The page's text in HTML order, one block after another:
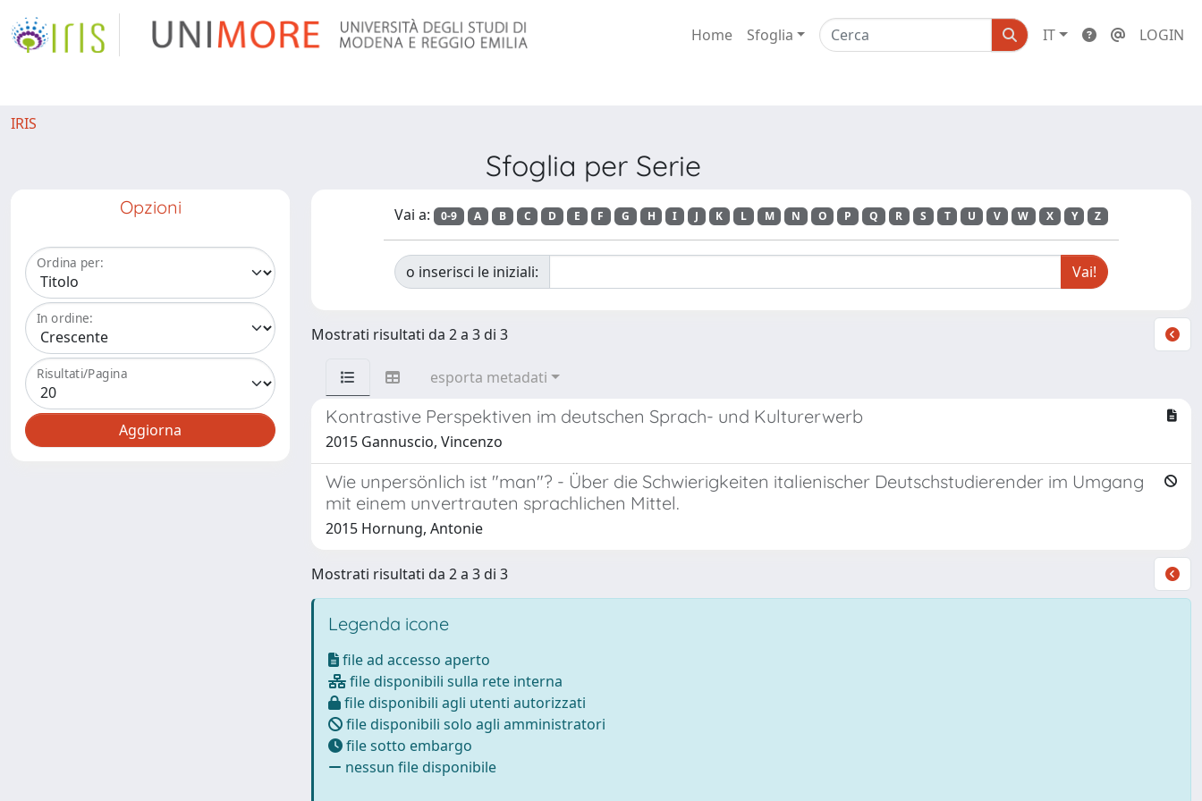
Home Sfoglia IT LOGIN
IRIS
Sfoglia per Serie
Opzioni
Ordina per:
In ordine:
Risultati/Pagina
Vai a: 0-9 A B C D E F G H I J K L M N O P Q R S T U V W X Y Z
o inserisci le iniziali:
Mostrati risultati da 2 a 3 di 3
esporta metadati
Kontrastive Perspektiven im deutschen Sprach- und Kulturerwerb
2015 Gannuscio, Vincenzo
Wie unpersönlich ist "man"? - Über die Schwierigkeiten italienischer Deutschstudierender im Umgang
mit einem unvertrauten sprachlichen Mittel.
2015 Hornung, Antonie
Mostrati risultati da 2 a 3 di 3
Legenda icone
file ad accesso aperto
file disponibili sulla rete interna
file disponibili agli utenti autorizzati
file disponibili solo agli amministratori
file sotto embargo
nessun file disponibile